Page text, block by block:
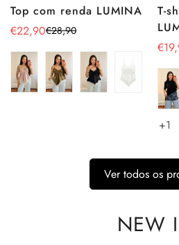
Top com renda LUMINA
Preço
de
venda
€22,90
Preço
regular
€28,90
T-
de
venda
+1
Ver todos os
NEW